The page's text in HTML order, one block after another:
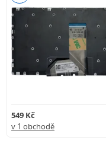
549 Kč
v 1 obchodě